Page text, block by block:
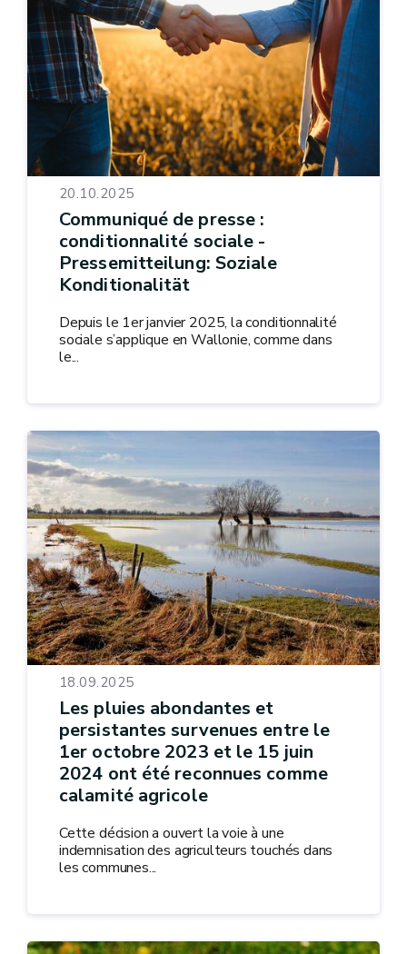
20.10.2025
Communiqué de presse :
conditionnalité sociale -
Pressemitteilung: Soziale
Konditionalität
Depuis le 1er janvier 2025, la conditionnalité
sociale s’applique en Wallonie, comme dans
le...
18.09.2025
Les pluies abondantes et
persistantes survenues entre le
1er octobre 2023 et le 15 juin
2024 ont été reconnues comme
calamité agricole
Cette décision a ouvert la voie à une
indemnisation des agriculteurs touchés dans
les communes...